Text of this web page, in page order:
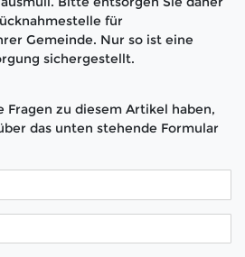
für
Gemeinde. Nur so ist eine
sichergestellt.
Fragen zu diesem Artikel haben,
das unten stehende Formular